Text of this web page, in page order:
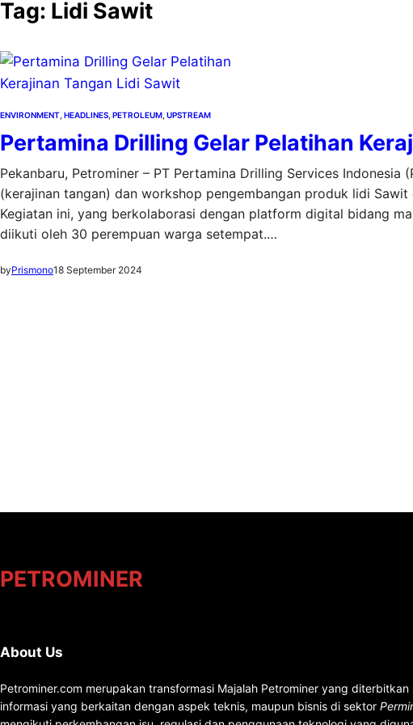
Tag: Lidi Sawit
ENVIRONMENT HEADLINES PETROLEUM UPSTREAM
Pertamina Drilling Gelar Pelatihan
Pekanbaru, Petrominer – PT Pertamina Drilling Services
(kerajinan tangan) dan workshop pengembangan produk lidi Sawit
Kegiatan ini, yang berkolaborasi dengan platform digital bidang
diikuti oleh 30 perempuan warga setempat.…
byPrismono18 September 2024
PETROMINER
About Us
Petrominer.com merupakan transformasi Majalah Petrominer yang
informasi yang berkaitan dengan aspek teknis, maupun bisnis di sektor